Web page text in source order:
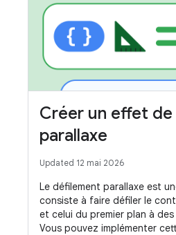
Créer un effet
parallaxe
Updated 12 mai 2026
Le défilement parallaxe est
consiste à faire défiler le
et celui du premier plan à
Vous pouvez implémenter